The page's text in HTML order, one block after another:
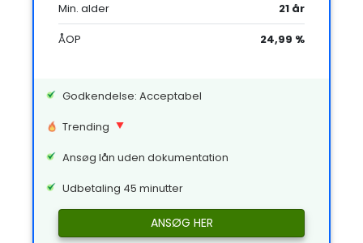
Min. alder
21 år
ÅOP
24,99 %
Godkendelse: Acceptabel
Trending
Ansøg lån uden dokumentation
Udbetaling 45 minutter
ANSØG HER